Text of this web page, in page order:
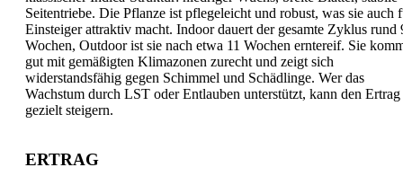
Seitentriebe. Die Pflanze ist pflegeleicht und robust, was sie auch
Einsteiger attraktiv macht. Indoor dauert der gesamte Zyklus rund
Wochen, Outdoor ist sie nach etwa 11 Wochen erntereif. Sie
gut mit gemäßigten Klimazonen zurecht und zeigt sich
widerstandsfähig gegen Schimmel und Schädlinge. Wer das
Wachstum durch LST oder Entlauben unterstützt, kann den Ertrag
gezielt steigern.
ERTRAG